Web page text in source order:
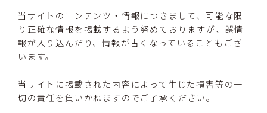
当サイトのコンテンツ・情報につきまして、可能な限
り正確な情報を掲載するよう努めておりますが、誤情
報が入り込んだり、情報が古くなっていることもござ
います。
当サイトに掲載された内容によって生じた損害等の一
切の責任を負いかねますのでご了承ください。